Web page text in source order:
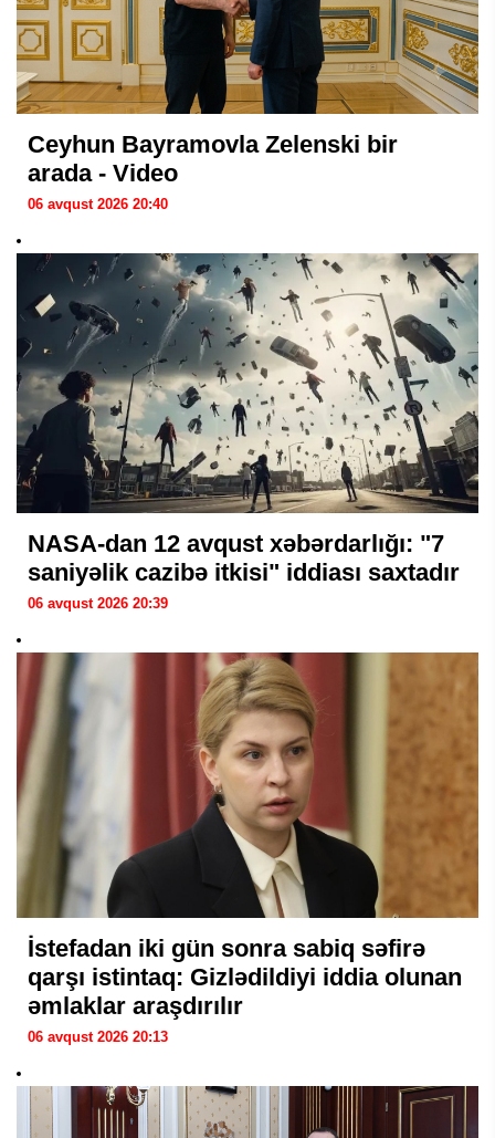
Ceyhun Bayramovla Zelenski bir
arada - Video
06 avqust 2026 20:40
NASA-dan 12 avqust xəbərdarlığı: "7
saniyəlik cazibə itkisi" iddiası saxtadır
06 avqust 2026 20:39
İstefadan iki gün sonra sabiq səfirə
qarşı istintaq: Gizlədildiyi iddia olunan
əmlaklar araşdırılır
06 avqust 2026 20:13